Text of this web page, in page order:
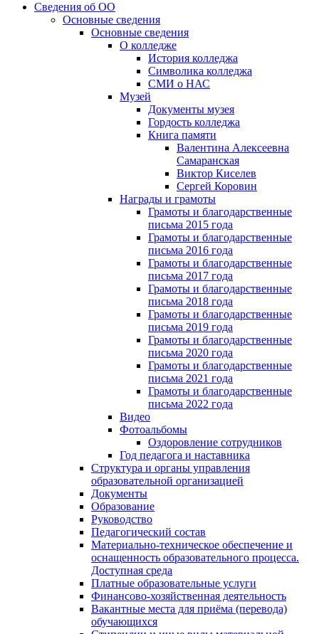
Сведения об ОО
Основные сведения
Основные сведения
О колледже
История колледжа
Символика колледжа
СМИ о НАС
Музей
Документы музея
Гордость колледжа
Книга памяти
Валентина Алексеевна
Самаранская
Виктор Киселев
Сергей Коровин
Награды и грамоты
Грамоты и благодарственные
письма 2015 года
Грамоты и благодарственные
письма 2016 года
Грамоты и благодарственные
письма 2017 года
Грамоты и благодарственные
письма 2018 года
Грамоты и благодарственные
письма 2019 года
Грамоты и благодарственные
письма 2020 года
Грамоты и благодарственные
письма 2021 года
Грамоты и благодарственные
письма 2022 года
Видео
Фотоальбомы
Оздоровление сотрудников
Год педагога и наставника
Структура и органы управления
образовательной организацией
Документы
Образование
Руководство
Педагогический состав
Материально-техническое обеспечение и
оснащенность образовательного процесса.
Доступная среда
Платные образовательные услуги
Финансово-хозяйственная деятельность
Вакантные места для приёма (перевода)
обучающихся